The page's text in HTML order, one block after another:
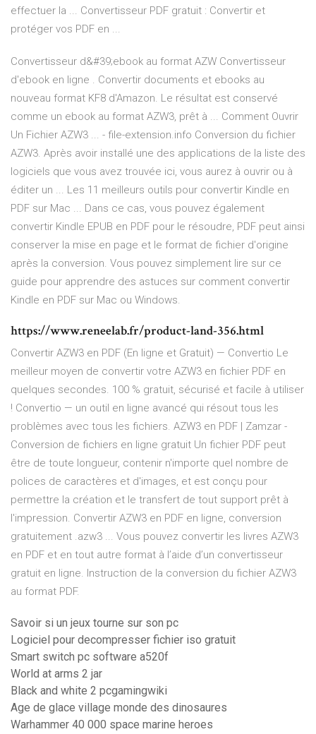
effectuer la ... Convertisseur PDF gratuit : Convertir et
protéger vos PDF en ...
Convertisseur d&#39;ebook au format AZW Convertisseur
d'ebook en ligne . Convertir documents et ebooks au
nouveau format KF8 d'Amazon. Le résultat est conservé
comme un ebook au format AZW3, prêt à ... Comment Ouvrir
Un Fichier AZW3 ... - file-extension.info Conversion du fichier
AZW3. Après avoir installé une des applications de la liste des
logiciels que vous avez trouvée ici, vous aurez à ouvrir ou à
éditer un ... Les 11 meilleurs outils pour convertir Kindle en
PDF sur Mac ... Dans ce cas, vous pouvez également
convertir Kindle EPUB en PDF pour le résoudre, PDF peut ainsi
conserver la mise en page et le format de fichier d'origine
après la conversion. Vous pouvez simplement lire sur ce
guide pour apprendre des astuces sur comment convertir
Kindle en PDF sur Mac ou Windows.
https://www.reneelab.fr/product-land-356.html
Convertir AZW3 en PDF (En ligne et Gratuit) — Convertio Le
meilleur moyen de convertir votre AZW3 en fichier PDF en
quelques secondes. 100 % gratuit, sécurisé et facile à utiliser
! Convertio — un outil en ligne avancé qui résout tous les
problèmes avec tous les fichiers. AZW3 en PDF | Zamzar -
Conversion de fichiers en ligne gratuit Un fichier PDF peut
être de toute longueur, contenir n'importe quel nombre de
polices de caractères et d'images, et est conçu pour
permettre la création et le transfert de tout support prêt à
l'impression. Convertir AZW3 en PDF en ligne, conversion
gratuitement .azw3 ... Vous pouvez convertir les livres AZW3
en PDF et en tout autre format à l’aide d’un convertisseur
gratuit en ligne. Instruction de la conversion du fichier AZW3
au format PDF.
Savoir si un jeux tourne sur son pc
Logiciel pour decompresser fichier iso gratuit
Smart switch pc software a520f
World at arms 2 jar
Black and white 2 pcgamingwiki
Age de glace village monde des dinosaures
Warhammer 40 000 space marine heroes